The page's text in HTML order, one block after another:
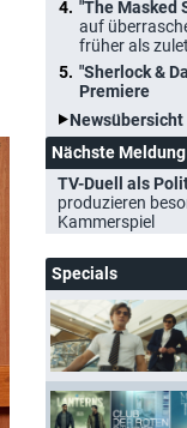
"The Masked
auf
früher als
"Sherlock &
Premiere
Newsübersicht
Nächste Meldung
TV-Duell als
produzieren
Kammerspiel
Specials